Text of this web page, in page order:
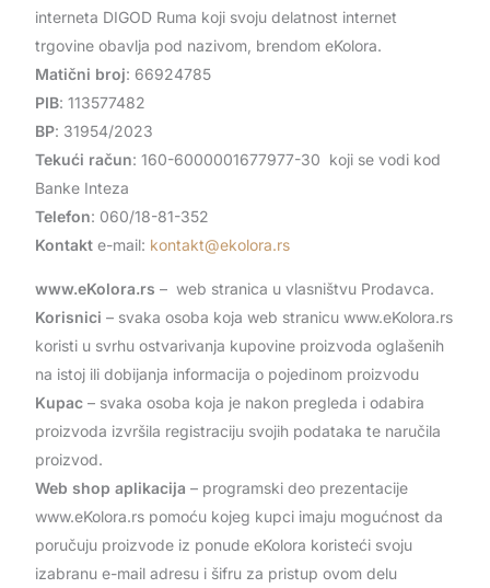
interneta DIGOD Ruma koji svoju delatnost internet
trgovine obavlja pod nazivom, brendom eKolora.
Matični broj: 66924785
PIB: 113577482
BP: 31954/2023
Tekući račun: 160-6000001677977-30 koji se vodi kod
Banke Inteza
Telefon: 060/18-81-352
Kontakte-mail: kontakt@ekolora.rs
www.eKolora.rs – web stranica u vlasništvu Prodavca.
Korisnici – svaka osoba koja web stranicu www.eKolora.rs
koristi u svrhu ostvarivanja kupovine proizvoda oglašenih
na istoj ili dobijanja informacija o pojedinom proizvodu
Kupac– svaka osoba koja je nakon pregleda i odabira
proizvoda izvršila registraciju svojih podataka te naručila
proizvod.
Web shop aplikacija – programski deo prezentacije
www.eKolora.rs pomoću kojeg kupci imaju mogućnost da
poručuju proizvode iz ponude eKolora koristeći svoju
izabranu e-mail adresu i šifru za pristup ovom delu